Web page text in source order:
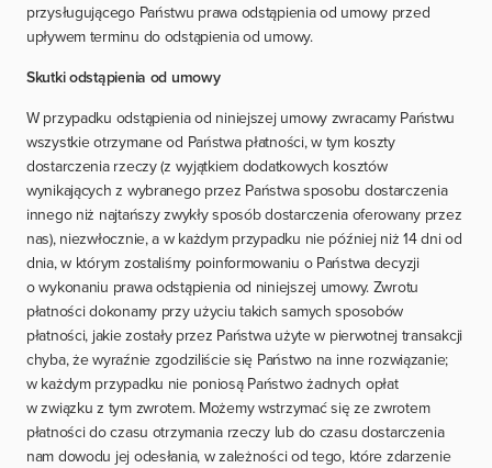
przysługującego Państwu prawa odstąpienia od umowy przed
upływem terminu do odstąpienia od umowy.
Skutki odstąpienia od umowy
W przypadku odstąpienia od niniejszej umowy zwracamy Państwu
wszystkie otrzymane od Państwa płatności, w tym koszty
dostarczenia rzeczy (z wyjątkiem dodatkowych kosztów
wynikających z wybranego przez Państwa sposobu dostarczenia
innego niż najtańszy zwykły sposób dostarczenia oferowany przez
nas), niezwłocznie, a w każdym przypadku nie później niż 14 dni od
dnia, w którym zostaliśmy poinformowaniu o Państwa decyzji
o wykonaniu prawa odstąpienia od niniejszej umowy. Zwrotu
płatności dokonamy przy użyciu takich samych sposobów
płatności, jakie zostały przez Państwa użyte w pierwotnej transakcji
chyba, że wyraźnie zgodziliście się Państwo na inne rozwiązanie;
w każdym przypadku nie poniosą Państwo żadnych opłat
w związku z tym zwrotem. Możemy wstrzymać się ze zwrotem
płatności do czasu otrzymania rzeczy lub do czasu dostarczenia
nam dowodu jej odesłania, w zależności od tego, które zdarzenie